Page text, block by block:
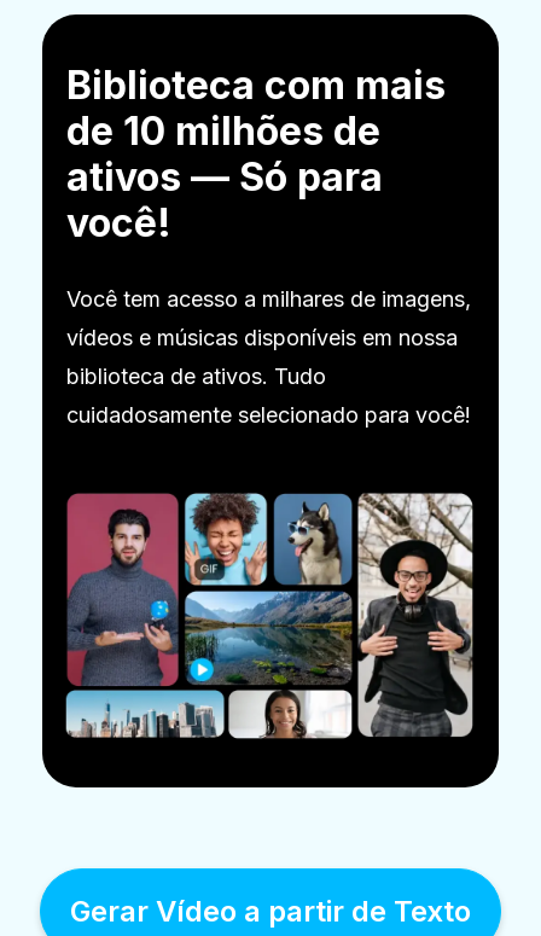
Biblioteca com mais
de 10 milhões de
ativos — Só para
você!
Você tem acesso a milhares de imagens,
vídeos e músicas disponíveis em nossa
biblioteca de ativos. Tudo
cuidadosamente selecionado para você!
Gerar Vídeo a partir de Texto